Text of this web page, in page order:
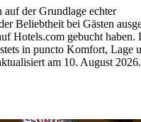
der Grundlage echter
Beliebtheit bei Gästen
Hotels.com gebucht haben.
in puncto Komfort, Lage
am 10. August 2026.